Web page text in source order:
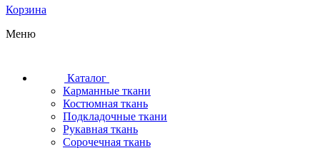
Корзина
Меню
Каталог
Карманные ткани
Костюмная ткань
Подкладочные ткани
Рукавная ткань
Сорочечная ткань